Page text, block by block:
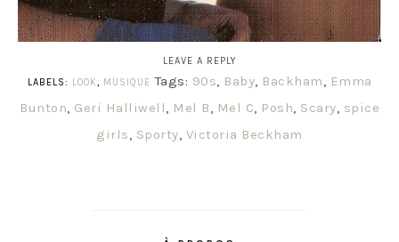
LEAVE A REPLY
LABELS: LOOK, MUSIQUE Tags: 90s, Baby, Backham, Emma
Bunton, Geri Halliwell, Mel B, Mel C, Posh, Scary, spice
girls, Sporty, Victoria Beckham